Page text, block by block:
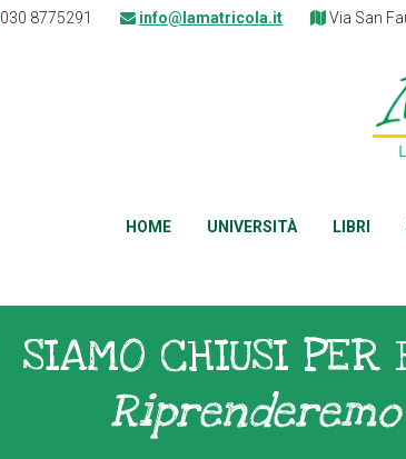
030 8775291 info@lamatricola.it Via San
HOME UNIVERSITÀ LIBRI
SIAMO CHIUSI